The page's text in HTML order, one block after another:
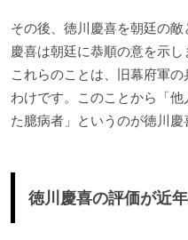
その後、徳川慶喜を朝廷の敵
慶喜は朝廷に恭順の意を示し
これらのことは、旧幕府軍
わけです。このことから「
た臆病者」というのが徳川慶
徳川慶喜の評価が近